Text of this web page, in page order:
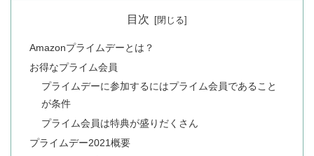
目次
Amazonプライムデーとは？
お得なプライム会員
プライムデーに参加するにはプライム会員であること
が条件
プライム会員は特典が盛りだくさん
プライムデー2021概要